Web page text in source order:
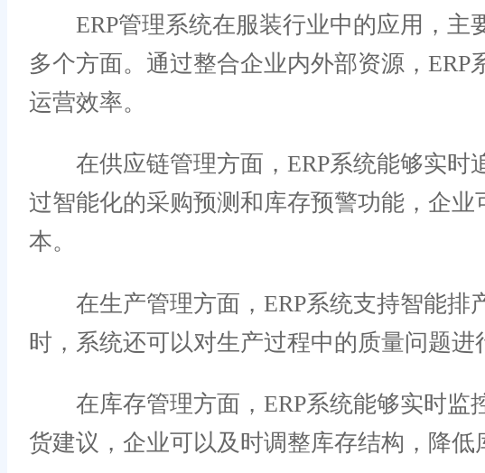
ERP管理系统在服装行业中的应用，主
多个方面。通过整合企业内外部资源，
运营效率。
在供应链管理方面，ERP系统能够实时
过智能化的采购预测和库存预警功能，企
本。
在生产管理方面，ERP系统支持智能排
时，系统还可以对生产过程中的质量问题
在库存管理方面，ERP系统能够实时监
货建议，企业可以及时调整库存结构，降低